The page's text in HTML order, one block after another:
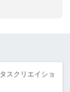
スクリエイショ